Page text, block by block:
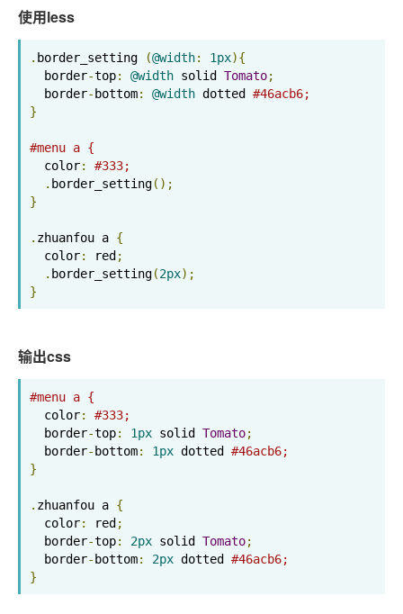
使用less
. border_setting (@width: 1px){
  border
-top: @width solid Tomato;
  border
-bottom: @width dotted #46acb6;
}
#menu a {
  color
:
#333;
. border_setting();
}
. zhuanfou a {
  color
: red;
. border_setting(2px);
}
输出css
#menu a {
  color
:
#333;
  border
-top: 1px solid Tomato;
  border
-bottom: 1px dotted #46acb6;
}
. zhuanfou a {
  color
: red;
  border
-top: 2px solid Tomato;
  border
-bottom: 2px dotted #46acb6;
}